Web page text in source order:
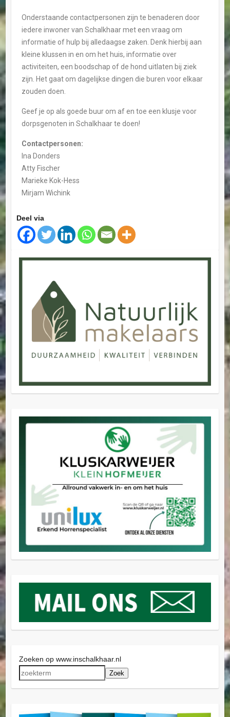
Onderstaande contactpersonen zijn te benaderen door
iedere inwoner van Schalkhaar met een vraag om
informatie of hulp bij alledaagse zaken. Denk hierbij aan
kleine klussen in en om het huis, informatie over
activiteiten, een boodschap of de hond uitlaten bij ziek
zijn. Het gaat om dagelijkse dingen die buren voor elkaar
zouden doen.
Geef je op als goede buur om af en toe een klusje voor
dorpsgenoten in Schalkhaar te doen!
Contactpersonen:
Ina Donders
Atty Fischer
Marieke Kok-Hess
Mirjam Wichink
Deel via
Zoeken op www.inschalkhaar.nl
Zoek